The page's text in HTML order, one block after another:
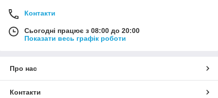
Контакти
Сьогодні працює з 08:00 до 20:00
Показати весь графік роботи
Про нас
Контакти